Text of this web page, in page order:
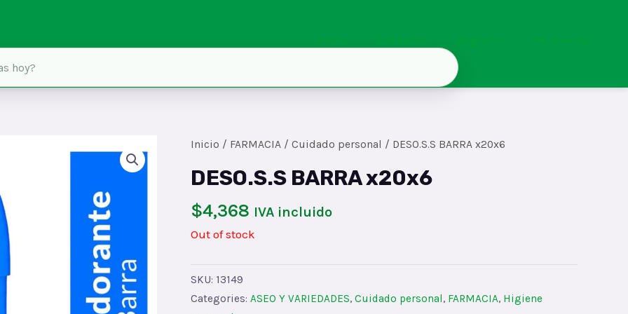
Inicio / FARMACIA / Cuidado personal / DESO.S.S BARRA x20x6
DESO.S.S BARRA x20x6
$4,368 IVA incluido
Out of stock
SKU: 13149
Categories: ASEO Y VARIEDADES, Cuidado personal, FARMACIA, Higiene